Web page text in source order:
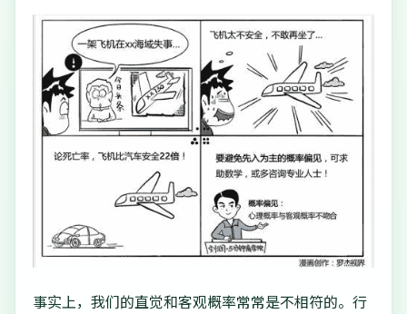
事实上，我们的直觉和客观概率常常是不相符的。行